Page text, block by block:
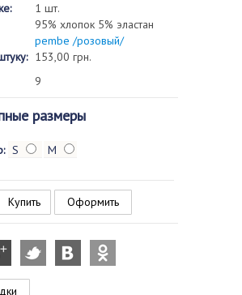
1 шт.
95% хлопок 5% эластан
pembe /розовый/
153,00 грн.
9
размеры
S M
Оформить